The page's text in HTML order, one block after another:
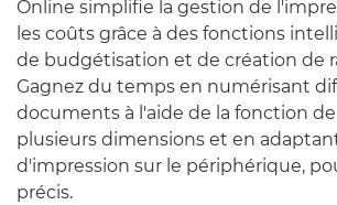
Online simplifie la gestion de
les coûts grâce à des fonctions
de budgétisation et de création de
Gagnez du temps en numérisant
documents à l'aide de la fonction
plusieurs dimensions et en
d'impression sur le périphérique,
précis.